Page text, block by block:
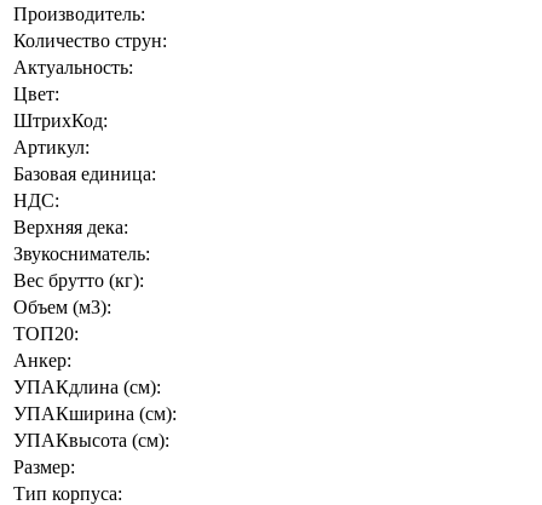
Производитель:
Количество струн:
Актуальность:
Цвет:
ШтрихКод:
Артикул:
Базовая единица:
НДС:
Верхняя дека:
Звукосниматель:
Вес брутто (кг):
Объем (м3):
ТОП20:
Анкер:
УПАКдлина (см):
УПАКширина (см):
УПАКвысота (см):
Размер:
Тип корпуса: